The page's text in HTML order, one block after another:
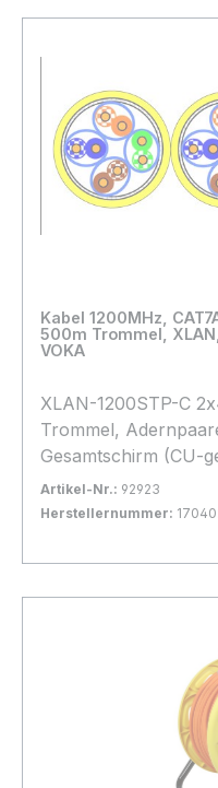
Lieferung auf Palette
Kabel 1200MHz, CAT7A, S-
500m Trommel,
VOKA
XLAN-1200STP-C
Trommel,
Gesamtschirm (CU-
Halogenfrei, * Gelb *, hohes Geflecht, d=
2x8,3mm, Beandlast:
Artikel-Nr.: 92923
Herstellernummer:
Lieferung auf Palette
In den Warenkorb